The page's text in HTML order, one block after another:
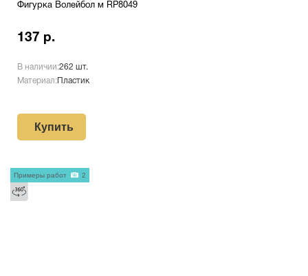
Фигурка Волейбол м RP8049
137 р.
В наличии:262 шт.
Материал: Пластик
Купить
Примеры работ 2